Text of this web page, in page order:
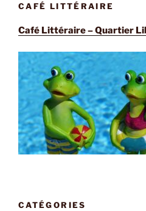
CAFÉ LITTÉRAIRE
Café Littéraire – Quartier
CATÉGORIES